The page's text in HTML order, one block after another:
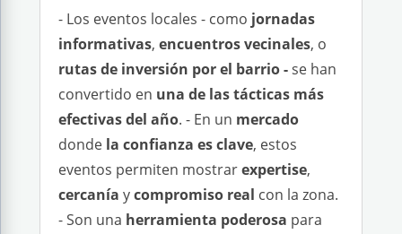
- Los eventos locales - como jornadas
informativas, encuentros vecinales, o
rutas de inversión por el barrio -se han
convertido en una de las tácticas más
efectivas del año. - En un mercado
donde la confianza es clave, estos
eventos permiten mostrarexpertise,
cercanía ycompromiso real con la zona.
- Son una herramienta poderosa para